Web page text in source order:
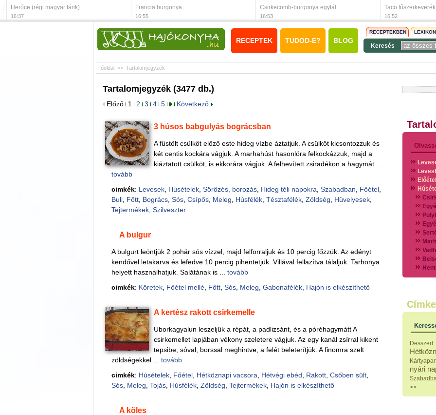
Herőce (régi magyar fánk)
16:37
Francia burgonya
16:55
Csirkecomb-burgonya egytál...
16:53
Taco fűszerkeverék
16:52
RECEPTEK TUDOD-E? BLOG
RECEPTEKBEN
Keresés
Főoldal >> Tartalomjegyzék
Tartalomjegyzék (3477 db.)
Előző 1 2 3 4 5 Következő
3 húsos babgulyás bográcsban
A füstölt csülköt előző este hideg vízbe áztatjuk. A csülköt kicsontozzuk és
két centis kockára vágjuk. A marhahúst hasonlóra felkockázzuk, majd a
kiáztatott csülköt, is ekkorára vágjuk. A felhevített zsiradékon a hagymát ...
tovább
cimkék: Levesek, Húsételek, Sörözés, borozás, Hideg téli napokra Szabadban Főétel,
Buli, Főtt, Bogrács, Sós, Csípős, Meleg Húsfélék, Tésztafélék, Zöldség Hüvelyesek,
Tejtermékek, Szilveszter
A bulgur
A bulgurt leöntjük 2 pohár sós vízzel, majd felforraljuk és 10 percig főzzük. Az edényt
kendővel letakarva és lefedve 10 percig pihentetjük. Villával fellazítva tálaljuk. Tarhonya
helyett használhatjuk. Salátának is ... tovább
cimkék: Köretek, Főétel mellé, Főtt, Sós, Meleg Gabonafélék, Hajón is elkészíthető
A kertész rakott csirkemelle
Uborkagyalun leszeljük a répát, a padlizsánt, és a póréhagymátt A
csirkemellet lapjában vékony szeletere vágjuk. Az egy kanál zsírral kikent
tepsibe, sóval, borssal meghintve, a felét beleterítjük. A finomra szelt
zöldségekkel ... tovább
cimkék: Húsételek, Főétel, Hétköznapi vacsora Hétvégi ebéd Rakott, Csőben sült,
Sós, Meleg Tojás, Húsfélék, Zöldség Tejtermékek, Hajón is elkészíthető
A köles
Halak
Főtt
Desszert
nyári
>>